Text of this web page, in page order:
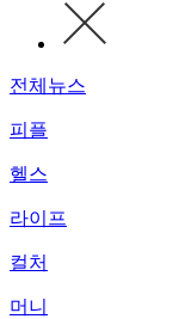
전체뉴스
피플
헬스
라이프
컬처
머니